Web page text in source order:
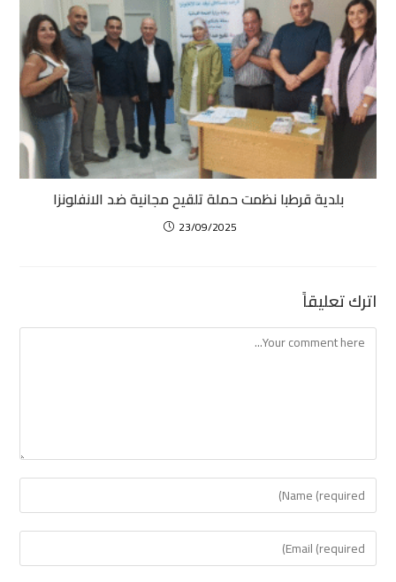
بلدية قرطبا نظمت حملة تلقيح مجانية ضد الانفلونزا
23/09/2025
اترك تعليقاً